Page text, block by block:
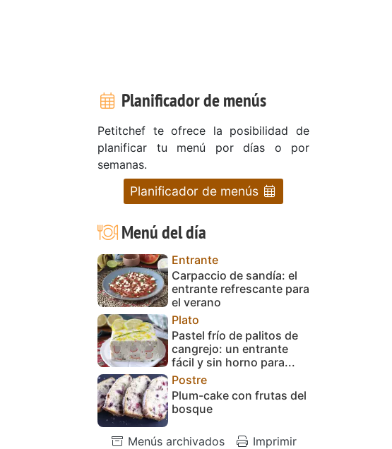
Planificador de menús
Petitchef te ofrece la posibilidad de
planificar tu menú por días o por
semanas.
Planificador de menús
Menú del día
Entrante
Carpaccio de sandía: el
entrante refrescante para
el verano
Plato
Pastel frío de palitos de
cangrejo: un entrante
fácil y sin horno para...
Postre
Plum-cake con frutas del
bosque
Menús archivados Imprimir